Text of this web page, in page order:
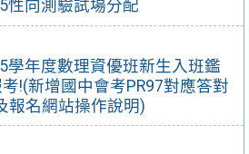
性向測驗試場分配
學年度數理資優班新生入班鑑
!(新增國中會考PR97對應答對
報名網站操作說明)